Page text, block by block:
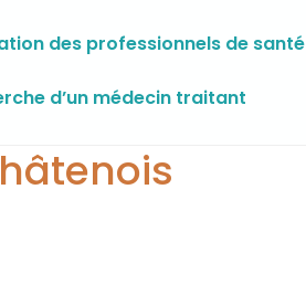
des professionnels de santé
d’un médecin traitant